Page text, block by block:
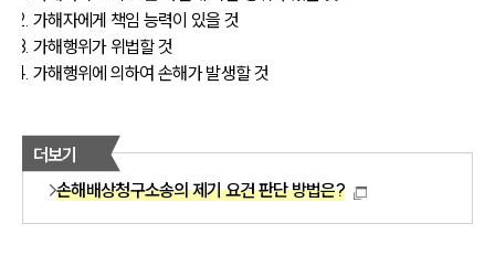
가해자에게 책임 능력이 있을 것
가해행위가 위법할 것
가해행위에 의하여 손해가 발생할 것
더보기
손해배상청구소송의 제기 요건 판단 방법은?